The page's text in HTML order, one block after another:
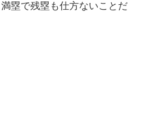
塁で残塁も仕方ないことだ